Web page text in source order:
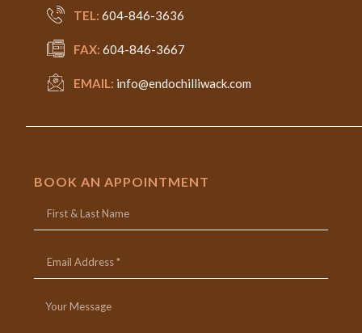
TEL: 604-846-3636
FAX: 604-846-3667
EMAIL: info@endochilliwack.com
BOOK AN APPOINTMENT